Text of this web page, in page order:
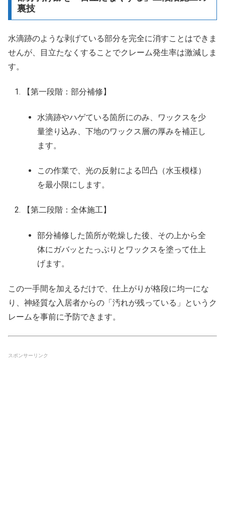
裏技
水滴跡のような剥げている部分を完全に消すことはできま
せんが、目立たなくすることでクレーム発生率は激減しま
す。
【第一段階：部分補修】
水滴跡やハゲている箇所にのみ、ワックスを少
量塗り込み、下地のワックス層の厚みを補正し
ます。
この作業で、光の反射による凹凸（水玉模様）
を最小限にします。
【第二段階：全体施工】
部分補修した箇所が乾燥した後、その上から全
体にガバッとたっぷりとワックスを塗って仕上
げます。
この一手間を加えるだけで、仕上がりが格段に均一にな
り、神経質な入居者からの「汚れが残っている」というク
レームを事前に予防できます。
スポンサーリンク